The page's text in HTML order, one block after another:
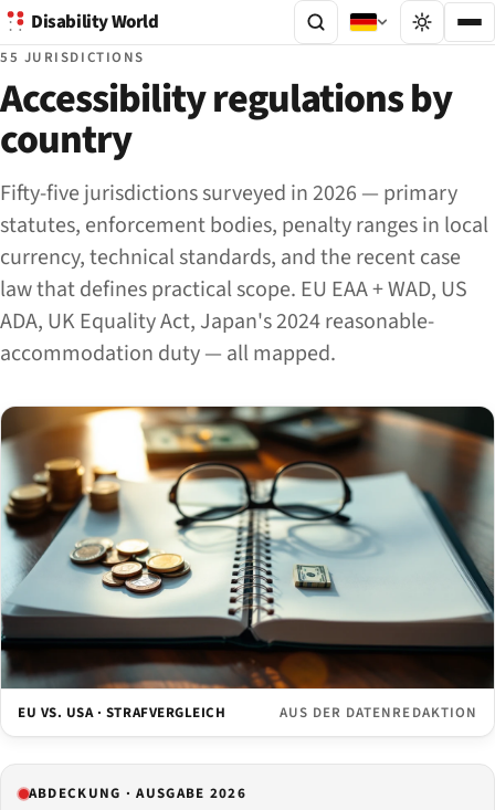
Disability World
55 JURISDICTIONS
Accessibility regulations by
country
Fifty-five jurisdictions surveyed in 2026 — primary
statutes, enforcement bodies, penalty ranges in local
currency, technical standards, and the recent case
law that defines practical scope. EU EAA + WAD, US
ADA, UK Equality Act, Japan's 2024 reasonable-
accommodation duty — all mapped.
EU VS. USA · STRAFVERGLEICH AUS DER DATENREDAKTION
ABDECKUNG · AUSGABE 2026